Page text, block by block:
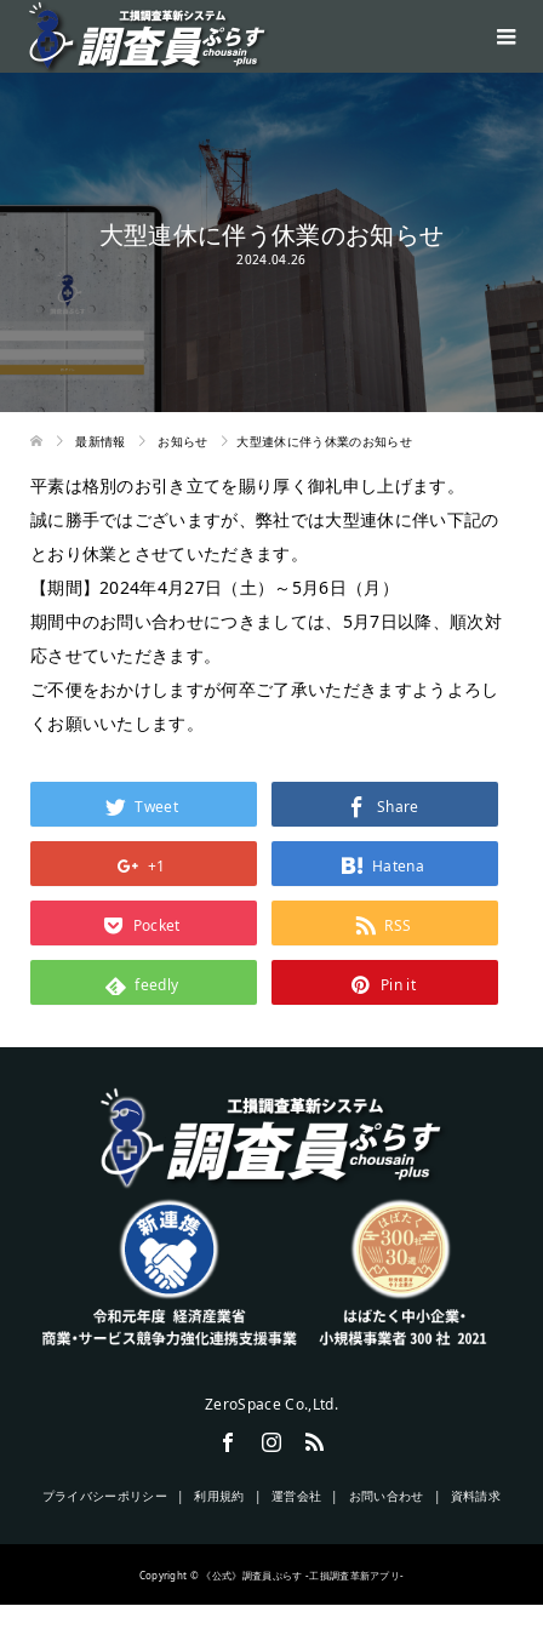
大型連休に伴う休業のお知らせ
2024.04.26
最新情報 お知らせ 大型連休に伴う休業のお知らせ
平素は格別のお引き立てを賜り厚く御礼申し上げます。
誠に勝手ではございますが、弊社では大型連休に伴い下記の
とおり休業とさせていただきます。
【期間】2024年4月27日（土）～5月6日（月）
期間中のお問い合わせにつきましては、5月7日以降、順次対
応させていただきます。
ご不便をおかけしますが何卒ご了承いただきますようよろし
くお願いいたします。
Tweet Share
+1 Hatena
Pocket RSS
feedly Pin it
ZeroSpace Co.,Ltd.
プライバシーポリシー 利用規約 運営会社 お問い合わせ 資料請求
Copyright © 《公式》調査員ぷらす -工損調査革新アプリ-